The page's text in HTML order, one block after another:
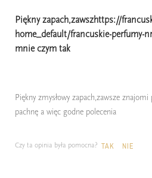
Piękny zapach,zawszhttps://
home_default/francuskie-perfumy-
mnie czym tak
Piękny zmysłowy zapach,zawsze
pachnę a więc godne polecenia
Czy ta opinia była pomocna? TAK NIE